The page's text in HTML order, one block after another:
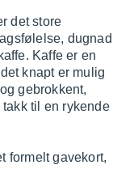
det store
dugnad
Kaffe er en
knapt er mulig
gebrokkent,
til en rykende
formelt gavekort,